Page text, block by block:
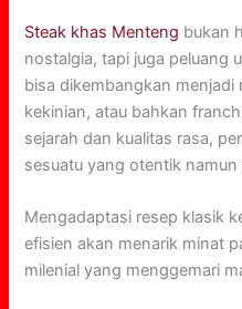
Steak khas Menteng bukan
nostalgia, tapi juga peluang
bisa dikembangkan
kekinian, atau bahkan
sejarah dan kualitas rasa,
sesuatu yang otentik
Mengadaptasi resep klasik
efisien akan menarik minat
milenial yang menggemari